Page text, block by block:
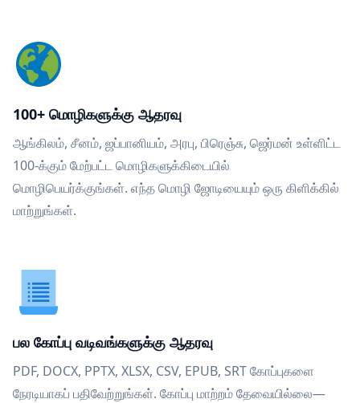
100+ மொழிகளுக்கு ஆதரவு
ஆங்கிலம், சீனம், ஜப்பானியம், அரபு, பிரெஞ்சு, ஜெர்மன் உள்ளிட்ட
100-க்கும் மேற்பட்ட மொழிகளுக்கிடையில்
மொழிபெயர்க்குங்கள். எந்த மொழி ஜோடியையும் ஒரு கிளிக்கில்
மாற்றுங்கள்.
பல கோப்பு வடிவங்களுக்கு ஆதரவு
PDF, DOCX, PPTX, XLSX, CSV, EPUB, SRT கோப்புகளை
நேரடியாகப் பதிவேற்றுங்கள். கோப்பு மாற்றம் தேவையில்லை—